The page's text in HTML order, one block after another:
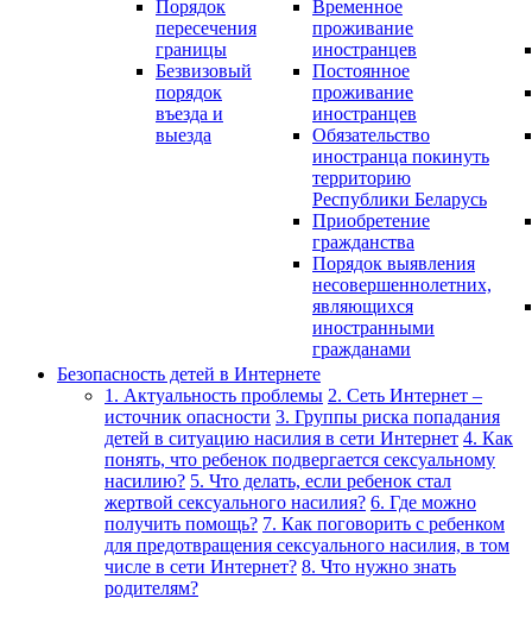
Порядок
пересечения
границы
Безвизовый
порядок
въезда и
выезда
Временное
проживание
иностранцев
Постоянное
проживание
иностранцев
Обязательство
иностранца покинуть
территорию
Республики Беларусь
Приобретение
гражданства
Порядок выявления
несовершеннолетних,
являющихся
иностранными
гражданами
Безопасность детей в Интернете
1. Актуальность проблемы 2. Сеть Интернет –
источник опасности 3. Группы риска попадания
детей в ситуацию насилия в сети Интернет 4. Как
понять, что ребенок подвергается сексуальному
насилию? 5. Что делать, если ребенок стал
жертвой сексуального насилия? 6. Где можно
получить помощь? 7. Как поговорить с ребенком
для предотвращения сексуального насилия, в том
числе в сети Интернет? 8. Что нужно знать
родителям?